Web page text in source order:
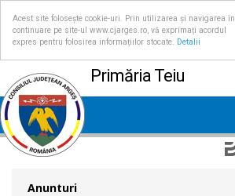
Acest site folosește cookie-uri. Prin utilizarea și navigarea în
continuare pe site-ul www.cjarges.ro, vă exprimați acordul
expres pentru folosirea informațiilor stocate.
Detalii
Primăria Teiu
Anunturi